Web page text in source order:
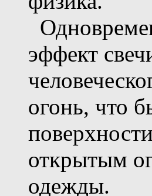
эффект
огонь, что
открытым
одежды.